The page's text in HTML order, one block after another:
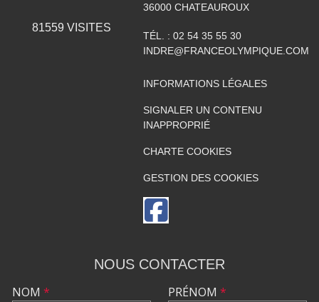
81559 VISITES
36000 CHATEAUROUX
TÉL. : 02 54 35 55 30
INDRE@FRANCEOLYMPIQUE.COM
INFORMATIONS LÉGALES
SIGNALER UN CONTENU
INAPPROPRIÉ
CHARTE COOKIES
GESTION DES COOKIES
NOUS CONTACTER
NOM * PRÉNOM *